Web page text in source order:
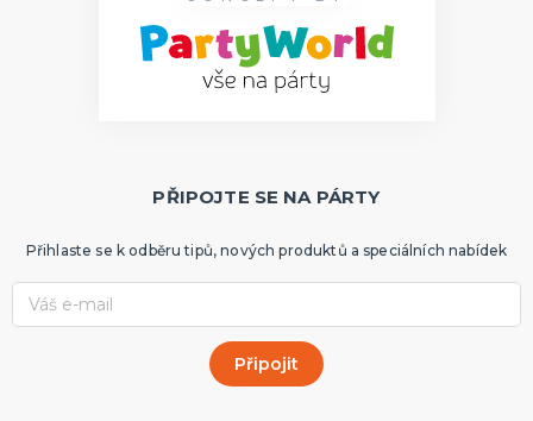
PŘIPOJTE SE NA PÁRTY
Přihlaste se k odběru tipů, nových produktů a speciálních nabídek